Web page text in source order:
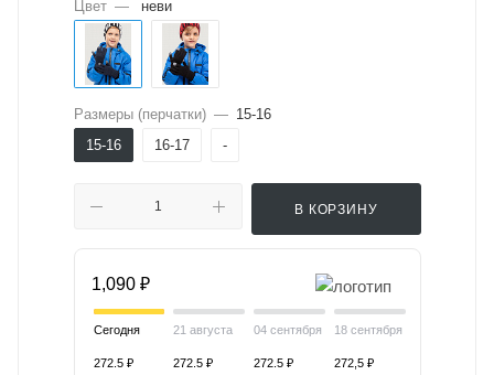
Цвет — неви
Размеры (перчатки) — 15-16
15-16
16-17 -
В КОРЗИНУ
1,090 ₽
Сегодня
272.5 ₽
21 августа
272.5 ₽
04 сентября
272.5 ₽
18 сентября
272,5 ₽